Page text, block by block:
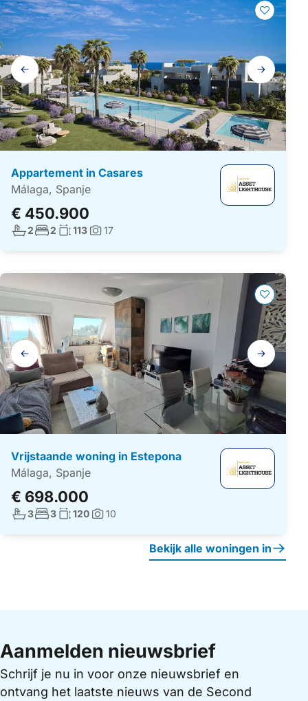
Galerij
navigatie
Appartement in Casares
Málaga, Spanje
€ 450.900
Aantal badkamers:
2Aantal slaapkamers:
2 Woonoppervlakte:
113Foto's:
17
Galerij
navigatie
Vrijstaande woning in Estepona
Málaga, Spanje
€ 698.000
Aantal badkamers:
3Aantal slaapkamers:
3Woonoppervlakte:
120Foto's:
10
Bekijk alle woningen in
Aanmelden nieuwsbrief
Schrijf je nu in voor onze nieuwsbrief en
ontvang het laatste nieuws van de Second